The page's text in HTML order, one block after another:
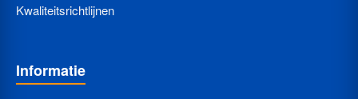
Kwaliteitsrichtlijnen
Informatie